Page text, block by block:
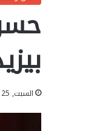
السبت, 25 يناير, 2014 1:55 م